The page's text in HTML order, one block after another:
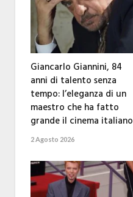
Giancarlo Giannini, 84
anni di talento senza
tempo: l’eleganza di un
maestro che ha fatto
grande il cinema italiano
2 Agosto 2026